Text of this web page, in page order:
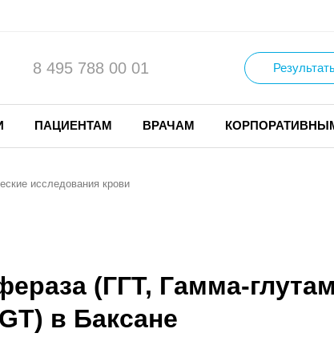
8 495 788 00 01
ПАЦИЕНТАМ ВРАЧАМ
исследования крови
(ГГТ, Гамма-
в Баксане